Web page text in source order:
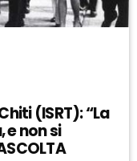
(ISRT): “La
non si